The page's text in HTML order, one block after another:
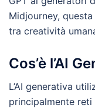
Midjourney,
tra creatività
Cos’è l’AI
L’AI generativa
principalmente